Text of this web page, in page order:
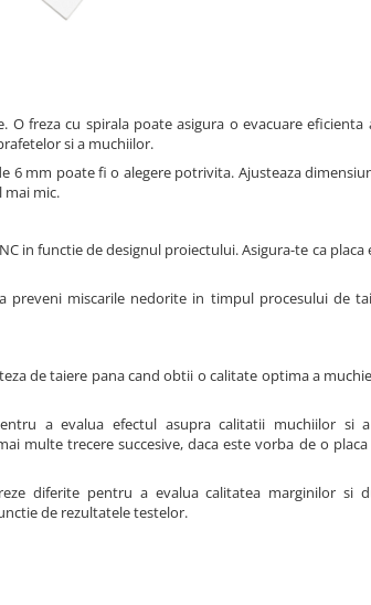
freza cu spirala poate asigura o evacuare eficienta
si a muchiilor.
mm poate fi o alegere potrivita. Ajusteaza
mai mic.
in functie de designul proiectului. Asigura-te ca placa
miscarile nedorite in timpul procesului de
de taiere pana cand obtii o calitate optima a
a evalua efectul asupra calitatii muchiilor si
multe trecere succesive, daca este vorba de o
diferite pentru a evalua calitatea marginilor si
de rezultatele testelor.